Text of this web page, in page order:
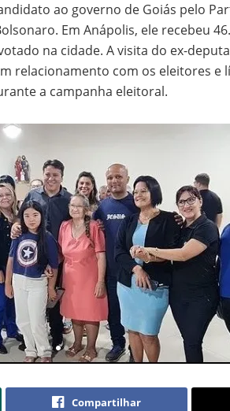
ao governo de Goiás pelo
Em Anápolis, ele recebeu
na cidade. A visita do ex-
relacionamento com os eleitores e
a campanha eleitoral.
Compartilhar